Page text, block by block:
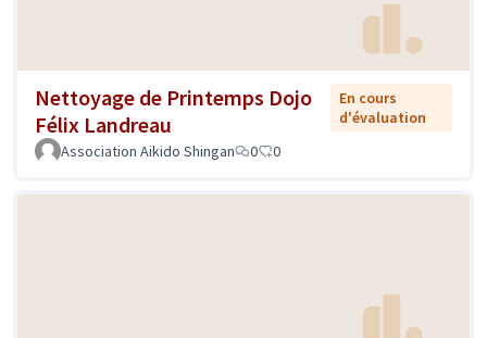
Nettoyage de Printemps Dojo
Félix Landreau
En cours
d'évaluation
Association Aikido Shingan
0 0